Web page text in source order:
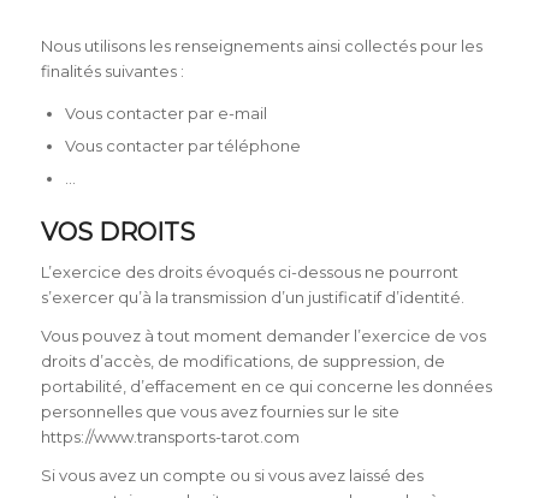
Nous utilisons les renseignements ainsi collectés pour les
finalités suivantes :
Vous contacter par e-mail
Vous contacter par téléphone
…
VOS DROITS
L’exercice des droits évoqués ci-dessous ne pourront
s’exercer qu’à la transmission d’un justificatif d’identité.
Vous pouvez à tout moment demander l’exercice de vos
droits d’accès, de modifications, de suppression, de
portabilité, d’effacement en ce qui concerne les données
personnelles que vous avez fournies sur le site
https://www.transports-tarot.com
Si vous avez un compte ou si vous avez laissé des